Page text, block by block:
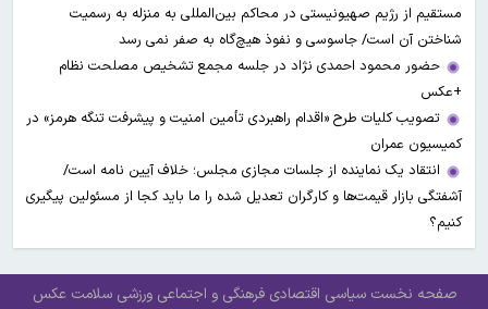
مستقیم از رژیم صهیونیستی در محاکم بین‌المللی به منزله به رسمیت
شناختن آن است/ جاسوسی و نفوذ هیچ‌گاه به صفر نمی رسد
حضور محمود احمدی نژاد در جلسه مجمع تشخیص مصلحت نظام
+عکس
تصویب کلیات طرح «اقدام راهبردی تأمین امنیت و پیشرفت تنگه هرمز» در
کمیسیون عمران
انتقاد یک نماینده از جلسات مجازی مجلس؛ خلاف آیین نامه است/
آشفتگی بازار قیمت‌ها و کارگران تعدیل شده را ما باید کجا از مسئولین پیگیری
کنیم؟
صفحه نخست سیاسی اقتصادی فرهنگی و اجتماعی ورزشی سلامت عکس